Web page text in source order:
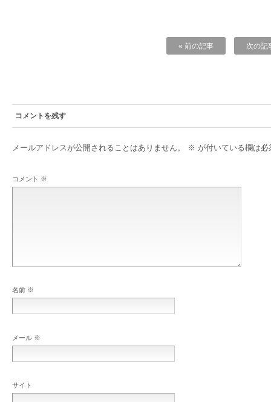
« 前の記事 次の記
コメントを残す
メールアドレスが公開されることはありません。 ※ が付いている欄は必
コメント ※
名前 ※
メール ※
サイト